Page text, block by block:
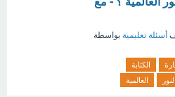
أسئلة تعليمية بواسطة
الكتابة
النور العالمية